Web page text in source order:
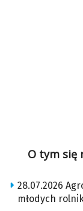
O tym się
28.07.2026
młodych